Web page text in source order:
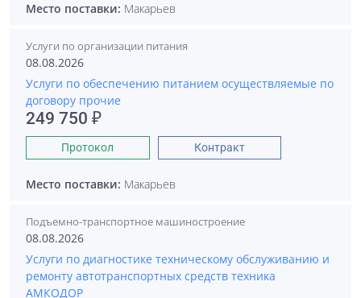
Место поставки: Макарьев
Услуги по организации питания
08.08.2026
Услуги по обеспечению питанием осуществляемые по
договору прочие
249 750 ₽
Протокол Контракт
Место поставки: Макарьев
Подъемно-транспортное машиностроение
08.08.2026
Услуги по диагностике техническому обслуживанию и
ремонту автотранспортных средств техника
АМКОДОР